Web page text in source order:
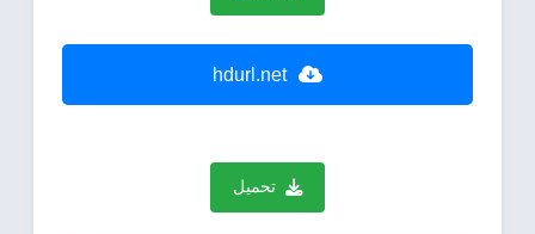
hdurl.net
تحميل